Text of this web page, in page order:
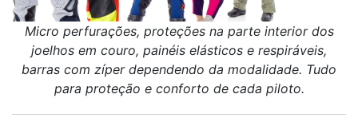
Micro perfurações, proteções na parte interior dos
joelhos em couro, painéis elásticos e respiráveis,
barras com zíper dependendo da modalidade. Tudo
para proteção e conforto de cada piloto.